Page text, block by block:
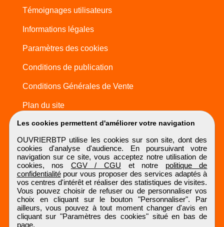
Les cookies permettent d'améliorer votre navigation
OUVRIERBTP utilise les cookies sur son site, dont des
cookies d'analyse d'audience. En poursuivant votre
navigation sur ce site, vous acceptez notre utilisation de
cookies, nos CGV / CGU et notre politique de
confidentialitépour vous proposer des services adaptés à
vos centres d'intérêt et réaliser des statistiques de visites.
Vous pouvez choisir de refuser ou de personnaliser vos
choix en cliquant sur le bouton "Personnaliser". Par
ailleurs, vous pouvez à tout moment changer d'avis en
cliquant sur "Paramètres des cookies" situé en bas de
page.
Témoignages utilisateurs
Informations légales
Paramètres des cookies
Conditions de publication
Conditions Générales de Vente
Plan du site